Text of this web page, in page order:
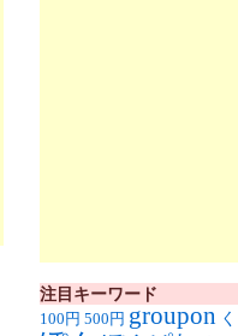
注目キーワード
100円 500円 groupon